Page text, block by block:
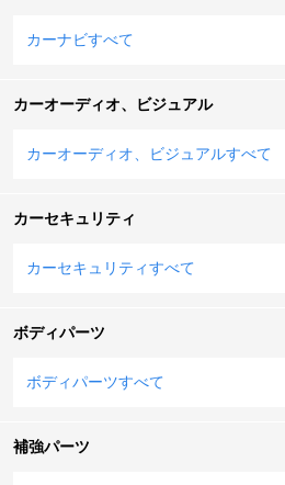
カーナビすべて
カーオーディオ、ビジュアル
カーオーディオ、ビジュアルすべて
カーセキュリティ
カーセキュリティすべて
ボディパーツ
ボディパーツすべて
補強パーツ